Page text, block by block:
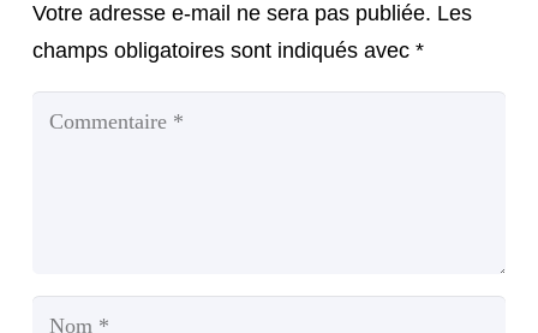
Votre adresse e-mail ne sera pas publiée. Les
champs obligatoires sont indiqués avec *